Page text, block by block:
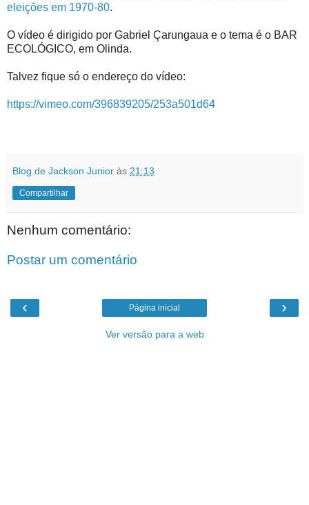
eleições em 1970-80.
O vídeo é dirigido por Gabriel Çarungaua e o tema é o BAR
ECOLÓGICO, em Olinda.
Talvez fique só o endereço do vídeo:
https://vimeo.com/396839205/253a501d64
Blog de Jackson Junior às 21:13
Compartilhar
Nenhum comentário:
Postar um comentário
‹ ›
Página inicial
Ver versão para a web